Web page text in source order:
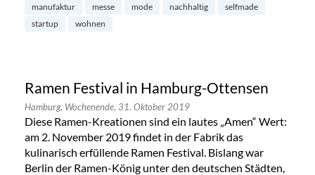
manufaktur
messe mode nachhaltig
selfmade
startup
wohnen
Ramen Festival in Hamburg-Ottensen
Hamburg, Wochenende, 31. Oktober 2019
Diese Ramen-Kreationen sind ein lautes „Amen“ Wert:
am 2. November 2019 findet in der Fabrik das
kulinarisch erfüllende Ramen Festival. Bislang war
Berlin der Ramen-König unter den deutschen Städten,